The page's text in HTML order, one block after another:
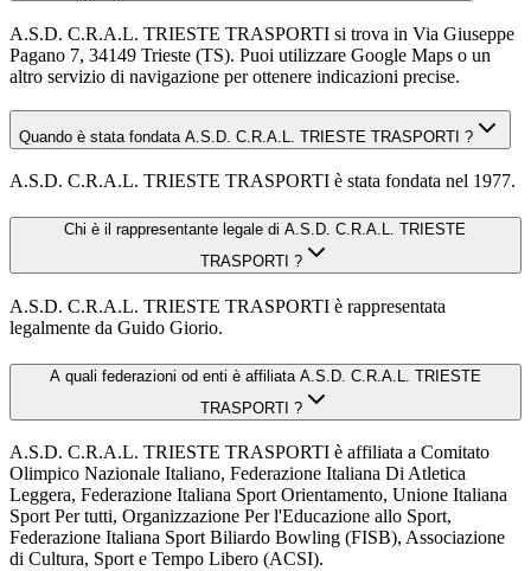
A.S.D. C.R.A.L. TRIESTE TRASPORTI si trova in Via Giuseppe
Pagano 7, 34149 Trieste (TS). Puoi utilizzare Google Maps o un
altro servizio di navigazione per ottenere indicazioni precise.
Quando è stata fondata A.S.D. C.R.A.L. TRIESTE TRASPORTI ?
A.S.D. C.R.A.L. TRIESTE TRASPORTI è stata fondata nel 1977.
Chi è il rappresentante legale di A.S.D. C.R.A.L. TRIESTE
TRASPORTI ?
A.S.D. C.R.A.L. TRIESTE TRASPORTI è rappresentata
legalmente da Guido Giorio.
A quali federazioni od enti è affiliata A.S.D. C.R.A.L. TRIESTE
TRASPORTI ?
A.S.D. C.R.A.L. TRIESTE TRASPORTI è affiliata a Comitato
Olimpico Nazionale Italiano, Federazione Italiana Di Atletica
Leggera, Federazione Italiana Sport Orientamento, Unione Italiana
Sport Per tutti, Organizzazione Per l'Educazione allo Sport,
Federazione Italiana Sport Biliardo Bowling (FISB), Associazione
di Cultura, Sport e Tempo Libero (ACSI).